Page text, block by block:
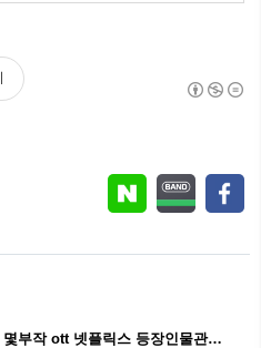
7인의 부활 작가 몇부작 ott 넷플릭스 등장인물관계도 줄거리 및 메두사